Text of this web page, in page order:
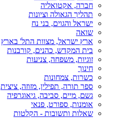
חברה, אקטואליה
תהליך הגאולה וציונות
ישראל והגוים, בני נח
שואה
ארץ ישראל, מצוות התל' בארץ
בית המקדש, כהנים, קורבנות
זוגיות, משפחה, צניעות
חינוך
כשרות, צמחונות
ספר תורה, תפילין, מזוזה, ציצית
גשם, מיים, סביבה, גיאוגרפיה
אומנות, ספורט, פנאי
שאלות ותשובות - הקלטות